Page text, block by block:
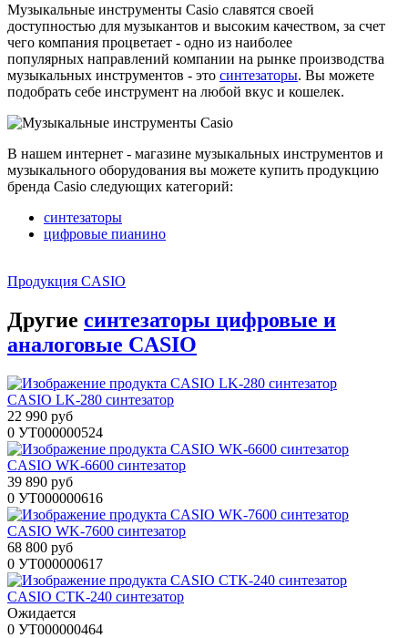
Музыкальные инструменты Casio славятся своей
доступностью для музыкантов и высоким качеством, за счет
чего компания процветает - одно из наиболее
популярных направлений компании на рынке производства
музыкальных инструментов - это синтезаторы. Вы можете
подобрать себе инструмент на любой вкус и кошелек.
В нашем интернет - магазине музыкальных инструментов и
музыкального оборудования вы можете купить продукцию
бренда Casio следующих категорий:
синтезаторы
цифровые пианино
Продукция CASIO
Другие синтезаторы цифровые и
аналоговые CASIO
CASIO LK-280 синтезатор
22 990 руб
0 УТ000000524
CASIO WK-6600 синтезатор
39 890 руб
0 УТ000000616
CASIO WK-7600 синтезатор
68 800 руб
0 УТ000000617
CASIO CTK-240 синтезатор
Ожидается
0 УТ000000464